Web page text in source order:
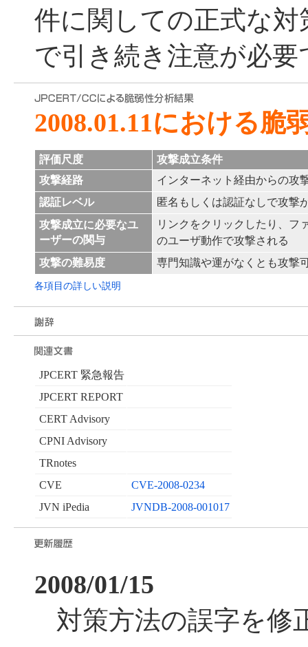
件に関しての正式な
で引き続き注意が必要
2008.01.11における脆
評価尺度
攻撃成立条件
攻撃経路
インターネット経由からの攻
認証レベル
匿名もしくは認証なしで攻撃
攻撃成立に必要なユ
ーザーの関与
リンクをクリックしたり、フ
のユーザ動作で攻撃される
攻撃の難易度
専門知識や運がなくとも攻撃
各項目の詳しい説明
JPCERT 緊急報告
JPCERT REPORT
CERT Advisory
CPNI Advisory
TRnotes
CVE
CVE-2008-0234
JVN iPedia
JVNDB-2008-001017
2008/01/15
対策方法の誤字を修